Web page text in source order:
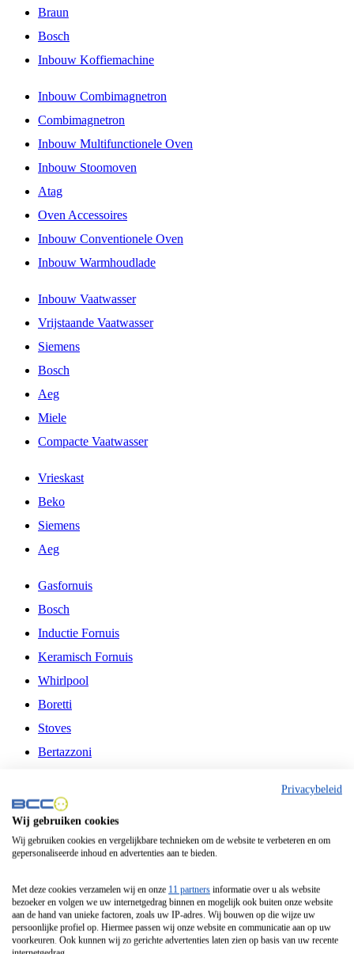
Braun
Bosch
Inbouw Koffiemachine
Inbouw Combimagnetron
Combimagnetron
Inbouw Multifunctionele Oven
Inbouw Stoomoven
Atag
Oven Accessoires
Inbouw Conventionele Oven
Inbouw Warmhoudlade
Inbouw Vaatwasser
Vrijstaande Vaatwasser
Siemens
Bosch
Aeg
Miele
Compacte Vaatwasser
Vrieskast
Beko
Siemens
Aeg
Gasfornuis
Bosch
Inductie Fornuis
Keramisch Fornuis
Whirlpool
Boretti
Stoves
Bertazzoni
Fitelli
Airfryer
Frituurpan
Contactgrill
Broodbakmachine
Broodrooster
Privacybeleid
Wij gebruiken cookies
Wij gebruiken cookies en vergelijkbare technieken om de website te verbeteren en om
gepersonaliseerde inhoud en advertenties aan te bieden.
Met deze cookies verzamelen wij en onze 11 partners informatie over u als website
bezoeker en volgen we uw internetgedrag binnen en mogelijk ook buiten onze website
aan de hand van unieke factoren, zoals uw IP-adres. Wij bouwen op die wijze uw
persoonlijke profiel op. Hiermee passen wij onze website en communicatie aan op uw
voorkeuren. Ook kunnen wij zo gerichte advertenties laten zien op basis van uw recente